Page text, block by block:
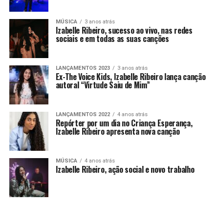
MÚSICA 3 anos atrás
Izabelle Ribeiro, sucesso ao vivo, nas redes
sociais e em todas as suas canções
LANÇAMENTOS 2023 3 anos atrás
Ex-The Voice Kids, Izabelle Ribeiro lança canção
autoral “Virtude Saiu de Mim”
LANÇAMENTOS 2022 4 anos atrás
Repórter por um dia no Criança Esperança,
Izabelle Ribeiro apresenta nova canção
MÚSICA 4 anos atrás
Izabelle Ribeiro, ação social e novo trabalho